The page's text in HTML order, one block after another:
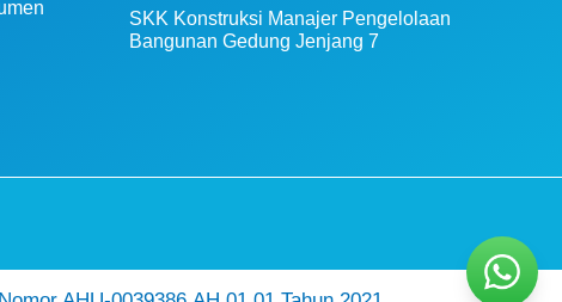
SKK Konstruksi Manajer Pengelolaan
Bangunan Gedung Jenjang 7